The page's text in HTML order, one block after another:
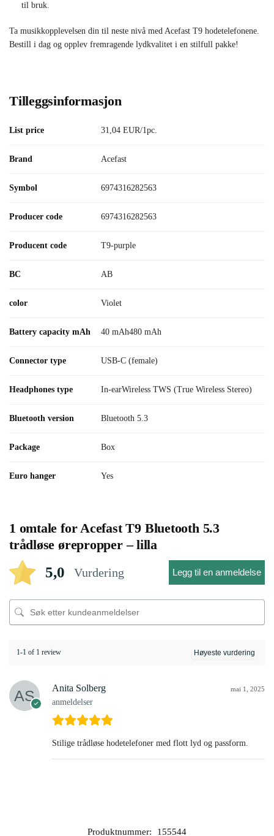
til bruk.
Ta musikkopplevelsen din til neste nivå med Acefast T9 hodetelefonene.
Bestill i dag og opplev fremragende lydkvalitet i en stilfull pakke!
Tilleggsinformasjon
List price 31,04 EUR/1pc.
Brand Acefast
Symbol 6974316282563
Producer code 6974316282563
Producent code T9-purple
BC AB
color Violet
Battery capacity mAh 40 mAh480 mAh
Connector type USB-C (female)
Headphones type In-earWireless TWS (True Wireless Stereo)
Bluetooth version Bluetooth 5.3
Package Box
Euro hanger Yes
1 omtale for Acefast T9 Bluetooth 5.3
trådløse ørepropper – lilla
5,0 Vurdering Legg til en anmeldelse
1-1 of 1 review
Anita Solberg
anmeldelser
mai 1, 2025
Stilige trådløse hodetelefoner med flott lyd og passform.
Produktnummer: 155544